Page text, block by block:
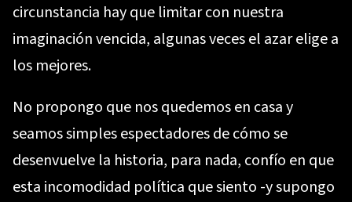
circunstancia hay que limitar con nuestra
imaginación vencida, algunas veces el azar elige a
los mejores.
No propongo que nos quedemos en casa y
seamos simples espectadores de cómo se
desenvuelve la historia, para nada, confío en que
esta incomodidad política que siento -y supongo